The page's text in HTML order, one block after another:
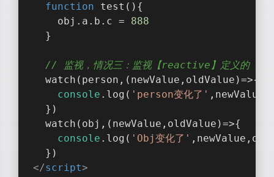
function
test ( ) {
    obj.a.b.c =
888
  }
// 监视，情况三：监视【reactive】定义的【对
  watch(person,
( newValue,oldValue )=>{
console .log( 'person变化了'
  })
  watch(obj,
( newValue,oldValue )=>{
console .log( 'Obj变化了'
  })
</script>